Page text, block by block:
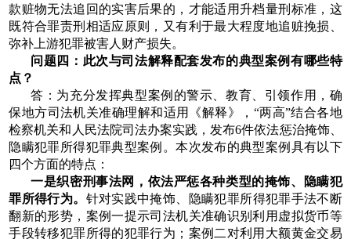
款赃物无法追回的实害后果的，才能适用升档量刑标准，这
既符合罪责刑相适应原则，又有利于最大程度地追赃挽损、
弥补上游犯罪被害人财产损失。
问题四：此次与司法解释配套发布的典型案例有哪些特
点？
答：为充分发挥典型案例的警示、教育、引领作用，确
保地方司法机关准确理解和适用《解释》，“两高”结合各地
检察机关和人民法院司法办案实践，发布6件依法惩治掩饰、
隐瞒犯罪所得犯罪典型案例。本次发布的典型案例具有以下
四个方面的特点：
一是织密刑事法网，依法严惩各种类型的掩饰、隐瞒犯
罪所得行为。 针对实践中掩饰、隐瞒犯罪所得犯罪手法不断
翻新的形势，案例一提示司法机关准确识别利用虚拟货币等
手段转移犯罪所得的犯罪行为；案例二对利用大额黄金交易